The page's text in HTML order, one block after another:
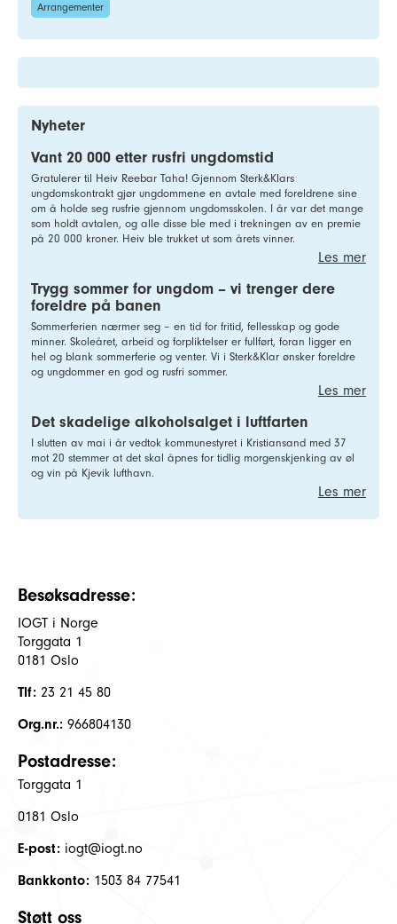
Arrangementer
Nyheter
Vant 20 000 etter rusfri ungdomstid
Gratulerer til Heiv Reebar Taha! Gjennom Sterk&Klars
ungdomskontrakt gjør ungdommene en avtale med foreldrene sine
om å holde seg rusfrie gjennom ungdomsskolen. I år var det mange
som holdt avtalen, og alle disse ble med i trekningen av en premie
på 20 000 kroner. Heiv ble trukket ut som årets vinner.
Les mer
Trygg sommer for ungdom – vi trenger dere
foreldre på banen
Sommerferien nærmer seg – en tid for fritid, fellesskap og gode
minner. Skoleåret, arbeid og forpliktelser er fullført, foran ligger en
hel og blank sommerferie og venter. Vi i Sterk&Klar ønsker foreldre
og ungdommer en god og rusfri sommer.
Les mer
Det skadelige alkoholsalget i luftfarten
I slutten av mai i år vedtok kommunestyret i Kristiansand med 37
mot 20 stemmer at det skal åpnes for tidlig morgenskjenking av øl
og vin på Kjevik lufthavn.
Les mer
Besøksadresse:
IOGT i Norge
Torggata 1
0181 Oslo
Tlf: 23 21 45 80
Org.nr.: 966804130
Postadresse:
Torggata 1
0181 Oslo
E-post: iogt@iogt.no
Bankkonto: 1503 84 77541
Støtt oss